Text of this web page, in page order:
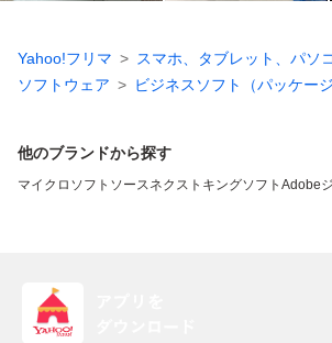
Yahoo!フリマ
スマホ、タブレット、パソ
ソフトウェア
ビジネスソフト（パッケージ
他のブランドから探す
マイクロソフト ソースネクスト キングソフト Adobe